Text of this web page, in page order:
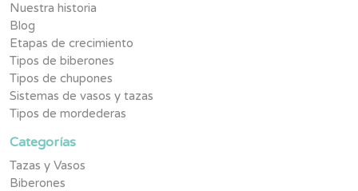
Nuestra historia
Blog
Etapas de crecimiento
Tipos de biberones
Tipos de chupones
Sistemas de vasos y tazas
Tipos de mordederas
Categorías
Tazas y Vasos
Biberones